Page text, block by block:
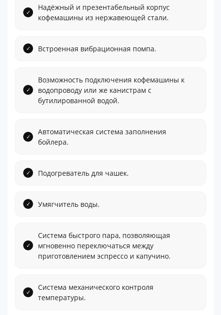
Надёжный и презентабельный корпус
кофемашины из нержавеющей стали.
Встроенная вибрационная помпа.
Возможность подключения кофемашины к
водопроводу или же канистрам с
бутилированной водой.
Автоматическая система заполнения
бойлера.
Подогреватель для чашек.
Умягчитель воды.
Система быстрого пара, позволяющая
мгновенно переключаться между
приготовлением эспрессо и капучино.
Система механического контроля
температуры.